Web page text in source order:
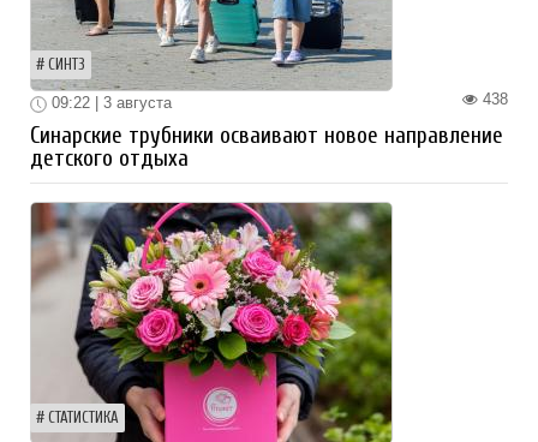
СИНТЗ
438
09:22 | 3 августа
Синарские трубники осваивают новое направление
детского отдыха
СТАТИСТИКА